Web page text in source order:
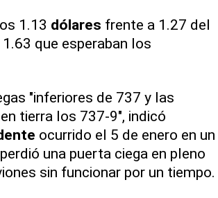
1.13 dólares frente a 1.27 del
que esperaban los
"inferiores de 737 y las
tierra los 737-9", indicó
ocurrido el 5 de enero en un
una puerta ciega en pleno
sin funcionar por un tiempo.